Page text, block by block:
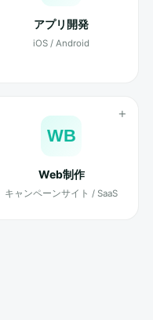
アプリ開発
iOS / Android
WB
Web制作
キャンペーンサイト / SaaS